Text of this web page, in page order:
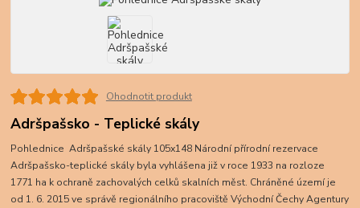
Ohodnotit produkt
Adršpašsko - Teplické skály
Pohlednice Adršpašské skály 105x148 Národní přírodní rezervace
Adršpašsko-teplické skály byla vyhlášena již v roce 1933 na rozloze
1771 ha k ochraně zachovalých celků skalních měst. Chráněné území je
od 1. 6. 2015 ve správě regionálního pracoviště Východní Čechy Agentury